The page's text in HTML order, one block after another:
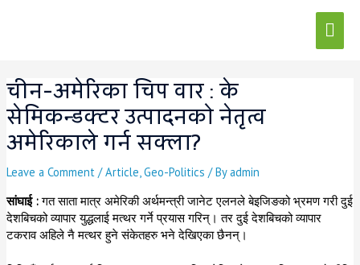
चीन-अमेरिका चिप वार : के
सेमिकन्डक्टर उत्पादनको नेतृत्व
अमेरिकाले गर्न सक्ला?
Leave a Comment /Article,Geo-Politics / Byadmin
सांघाई :गत साता मात्र अमेरिकी अर्थमन्त्री जानेट एलनले बेइजिङको भ्रमण गरी दुई
देशबिचको व्यापार युद्धलाई मत्थर गर्ने प्रयास गरिन्। तर दुई देशबिचको व्यापार
टकराव अहिले नै मत्थर हुने संकेतहरु भने देखिएका छैनन्।
navigation